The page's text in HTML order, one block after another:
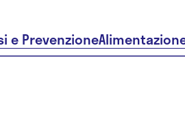
e Prevenzione